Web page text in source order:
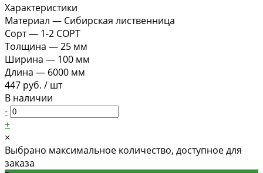
Характеристики
Материал — Сибирская лиственница
Сорт— 1-2 СОРТ
Толщина —25 мм
Ширина — 100 мм
Длина — 6000 мм
447 руб. / шт
В наличии
-
+
×
Выбрано максимальное количество, доступное для
заказа